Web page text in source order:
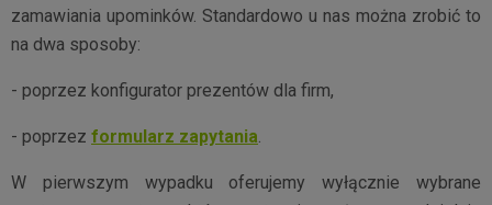
zamawiania upominków. Standardowo u nas można zrobić to
na dwa sposoby:
- poprzez konfigurator prezentów dla firm,
- poprzez formularz zapytania.
W pierwszym wypadku oferujemy wyłącznie wybrane